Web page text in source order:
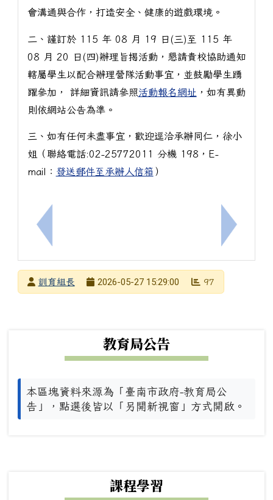
上一筆：轉知新竹市青年發展中心辦理「【社幹培
會溝通與合作，打造安全、健康的遊戲環境。
二、謹訂於 115 年 08 月 19 日(三)至 115 年
08 月 20 日(四)辦理旨揭活動，懇請貴校協助通知
轄屬學生以配合辦理營隊活動事宜，並鼓勵學生踴
躍參加， 詳細資訊請參照活動報名網址 ，如有異動
則依網站公告為準。
三、如有任何未盡事宜，歡迎逕洽承辦同仁，徐小
姐（聯絡電話:02-25772011 分機 198，E-
mail： 發送郵件至承辦人信箱 ）
下一筆：
發布者訓育組長
2026-05-27 15:29:00 97
教育局公告
本區塊資料來源為「臺南市政府-教育局公
告」，點選後皆以「另開新視窗」方式開啟。
課程學習